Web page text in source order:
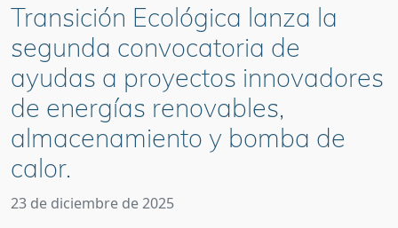
Transición Ecológica lanza la
segunda convocatoria de
ayudas a proyectos innovadores
de energías renovables,
almacenamiento y bomba de
calor.
23 de diciembre de 2025